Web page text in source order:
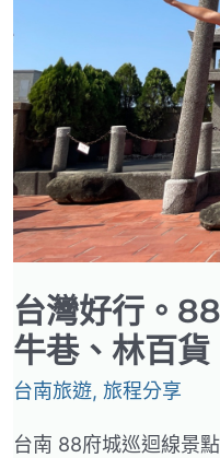
台灣好行。
牛巷、林百
台南旅遊, 旅程分享
台南 88府城巡迴線景